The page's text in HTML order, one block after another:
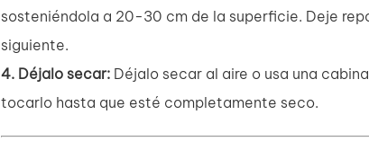
sosteniéndola a 20-30 cm de la superficie. Deje
siguiente.
4. Déjalo secar:Déjalo secar al aire o usa una
tocarlo hasta que esté completamente seco.